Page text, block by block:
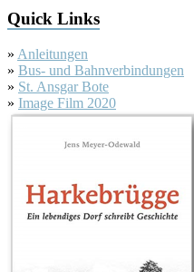
Quick Links
» Anleitungen
» Bus- und Bahnverbindungen
» St. Ansgar Bote
» Image Film 2020